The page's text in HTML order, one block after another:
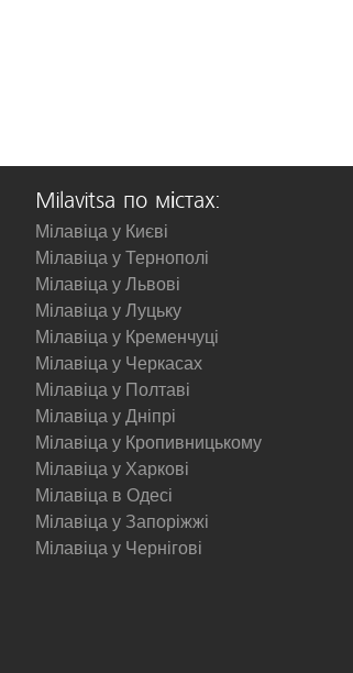
Milavitsa по містах:
Мілавіца у Києві
Мілавіца у Тернополі
Мілавіца у Львові
Мілавіца у Луцьку
Мілавіца у Кременчуці
Мілавіца у Черкасах
Мілавіца у Полтаві
Мілавіца у Дніпрі
Мілавіца у Кропивницькому
Мілавіца у Харкові
Мілавіца в Одесі
Мілавіца у Запоріжжі
Мілавіца у Чернігові